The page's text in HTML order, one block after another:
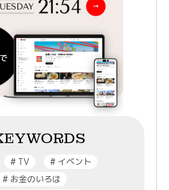
#TV #イベント
#お金のいろは